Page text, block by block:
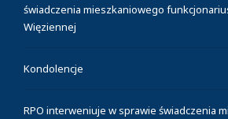
świadczenia mieszkaniowego
Więziennej
Kondolencje
RPO interweniuje w sprawie świadczenia